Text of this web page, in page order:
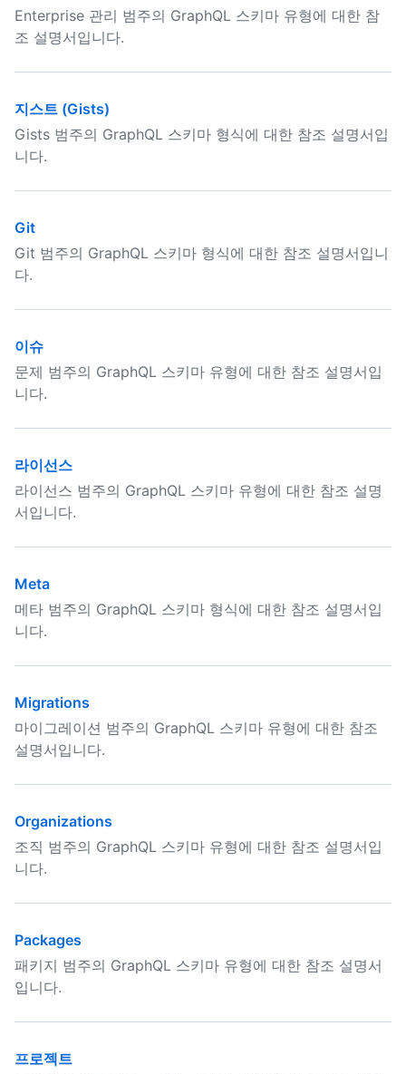
Enterprise 관리 범주의 GraphQL 스키마 유형에 대한 참
조 설명서입니다.
지스트 (Gists)
Gists 범주의 GraphQL 스키마 형식에 대한 참조 설명서입
니다.
Git
Git 범주의 GraphQL 스키마 형식에 대한 참조 설명서입니
다.
이슈
문제 범주의 GraphQL 스키마 유형에 대한 참조 설명서입
니다.
라이선스
라이선스 범주의 GraphQL 스키마 유형에 대한 참조 설명
서입니다.
Meta
메타 범주의 GraphQL 스키마 형식에 대한 참조 설명서입
니다.
Migrations
마이그레이션 범주의 GraphQL 스키마 유형에 대한 참조
설명서입니다.
Organizations
조직 범주의 GraphQL 스키마 유형에 대한 참조 설명서입
니다.
Packages
패키지 범주의 GraphQL 스키마 유형에 대한 참조 설명서
입니다.
프로젝트